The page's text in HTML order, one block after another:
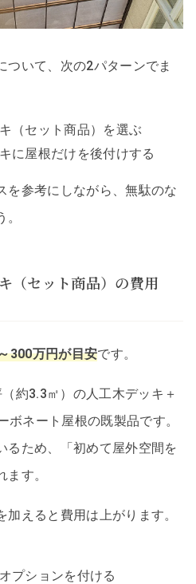
ついて、次の2パターンでま
（セット商品）を選ぶ
に屋根だけを後付けする
を参考にしながら、無駄のな
（セット商品）の費用
300万円が目安です。
約3.3㎡）の人工木デッキ＋
ボネート屋根の既製品です。
るため、「初めて屋外空間を
す。
えると費用は上がります。
プションを付ける